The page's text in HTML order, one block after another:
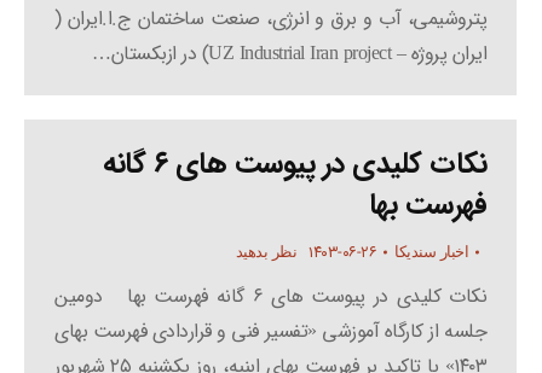
پتروشیمی، آب و برق و انرژی، صنعت ساختمان ج.ا.ایران (
ایران پروژه – UZ Industrial Iran project) در ازبکستان…
نکات کلیدی در پیوست های ۶ گانه
فهرست بها
اخبار سندیکا ۱۴۰۳-۰۶-۲۶ نظر بدهید
نکات کلیدی در پیوست­ های ۶ گانه فهرست بها دومین
جلسه از کارگاه آموزشی «تفسیر فنی و قراردادی فهرست بهای
۱۴۰۳» با تاکید بر فهرست بهای ابنیه، روز یکشنبه ۲۵ شهریور